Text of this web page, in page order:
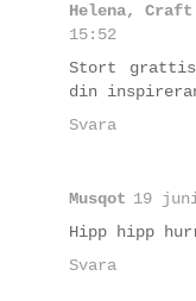
Helena,
15:52
Stort
din
Svara
Musqot 19
Hipp hipp
Svara